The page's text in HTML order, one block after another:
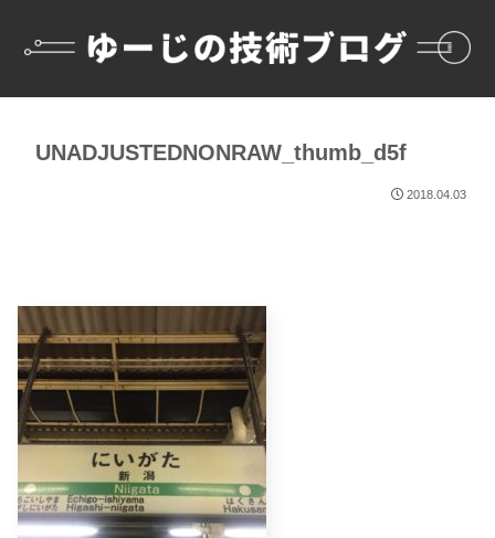
UNADJUSTEDNONRAW_thumb_d5f
2018.04.03